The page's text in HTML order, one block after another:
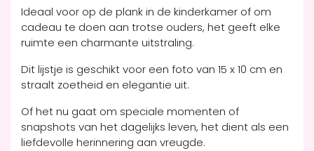
Ideaal voor op de plank in de kinderkamer of om
cadeau te doen aan trotse ouders, het geeft elke
ruimte een charmante uitstraling.
Dit lijstje is geschikt voor een foto van 15 x 10 cm en
straalt zoetheid en elegantie uit.
Of het nu gaat om speciale momenten of
snapshots van het dagelijks leven, het dient als een
liefdevolle herinnering aan vreugde.